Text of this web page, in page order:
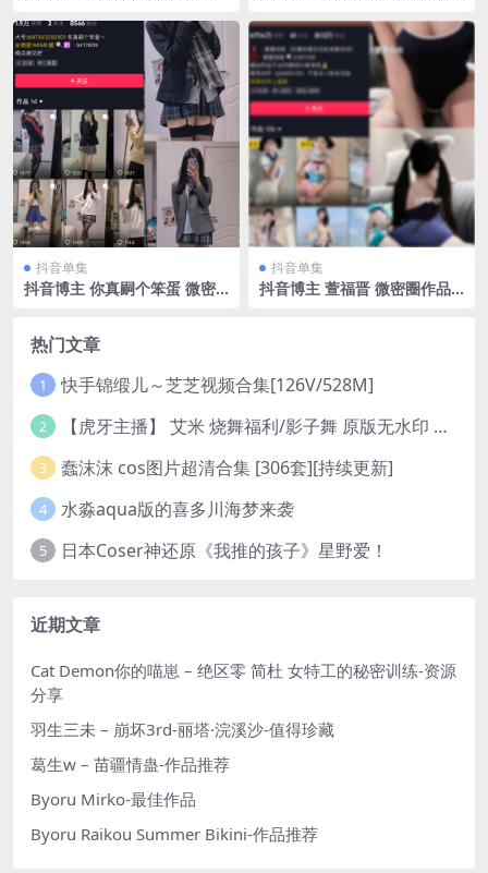
25.2.12
至：2023.7.18
抖音单集
抖音博主 你真嗣个笨蛋 微密
抖音单集
抖音博主 萱福晋 微密圈作品
热门文章
1 快手锦缎儿～芝芝视频合集[126V/528M]
2 【虎牙主播】 艾米 烧舞福利/影子舞 原版无水印 （1v/130m）
3 蠢沫沫 cos图片超清合集 [306套][持续更新]
4 水淼aqua版的喜多川海梦来袭
5 日本Coser神还原《我推的孩子》星野爱！
近期文章
Cat Demon你的喵崽 – 绝区零 简杜 女特工的秘密训练-资源
分享
羽生三未 – 崩坏3rd-丽塔·浣溪沙-值得珍藏
葛生w – 苗疆情蛊-作品推荐
Byoru Mirko-最佳作品
Byoru Raikou Summer Bikini-作品推荐